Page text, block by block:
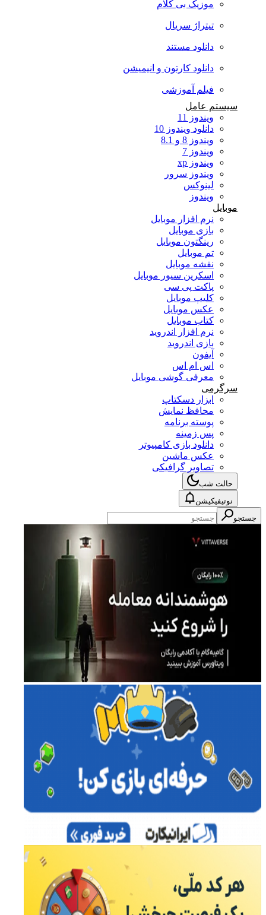
موزیک بی کلام
تیتراژ سریال
دانلود مستند
دانلود کارتون و انیمیشن
فیلم آموزشی
سیستم عامل
ویندوز 11
دانلود ویندوز 10
ویندوز 8 و 8.1
ویندوز 7
ویندوز xp
ویندوز سرور
لینوکس
ویندوز
موبایل
نرم افزار موبایل
بازی موبایل
رینگتون موبایل
تم موبایل
نقشه موبایل
اسکرین سیور موبایل
پاکت پی سی
کلیپ موبایل
عکس موبایل
کتاب موبایل
نرم افزار اندروید
بازی اندروید
آیفون
اس ام اس
معرفی گوشی موبایل
سرگرمی
ابزار دسکتاپ
محافظ نمایش
پوسته برنامه
پس زمینه
دانلود بازی کامپیوتر
عکس ماشین
تصاویر گرافیکی
حالت شب
نوتیفیکیشن
جستجو